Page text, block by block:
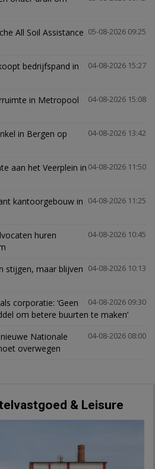
05-08-2026 09:25
All Soil Assistance
04-08-2026 15:27
bedrijfspand in
04-08-2026 15:08
in Metropool
04-08-2026 13:42
in Bergen op
04-08-2026 11:50
aan het Veerplein in
04-08-2026 11:25
kantoorgebouw in
04-08-2026 10:45
huren
04-08-2026 10:13
stijgen, maar blijven
04-08-2026 09:30
corporatie: ‘Geen
om betere buurten te maken’
04-08-2026 08:00
Nationale
overwegen
& Leisure